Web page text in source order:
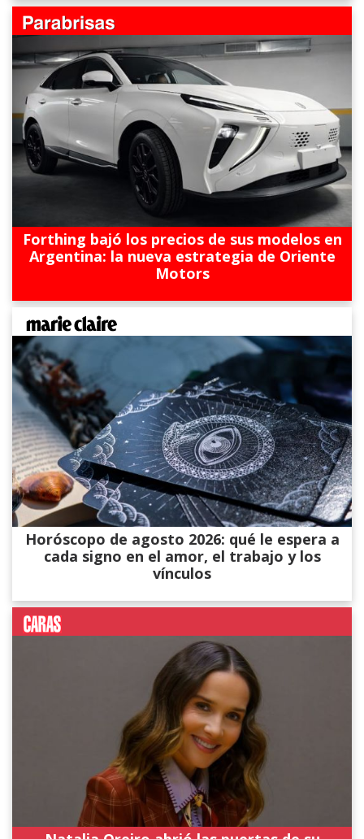
Forthing bajó los precios de sus modelos en
Argentina: la nueva estrategia de Oriente
Motors
Horóscopo de agosto 2026: qué le espera a
cada signo en el amor, el trabajo y los
vínculos